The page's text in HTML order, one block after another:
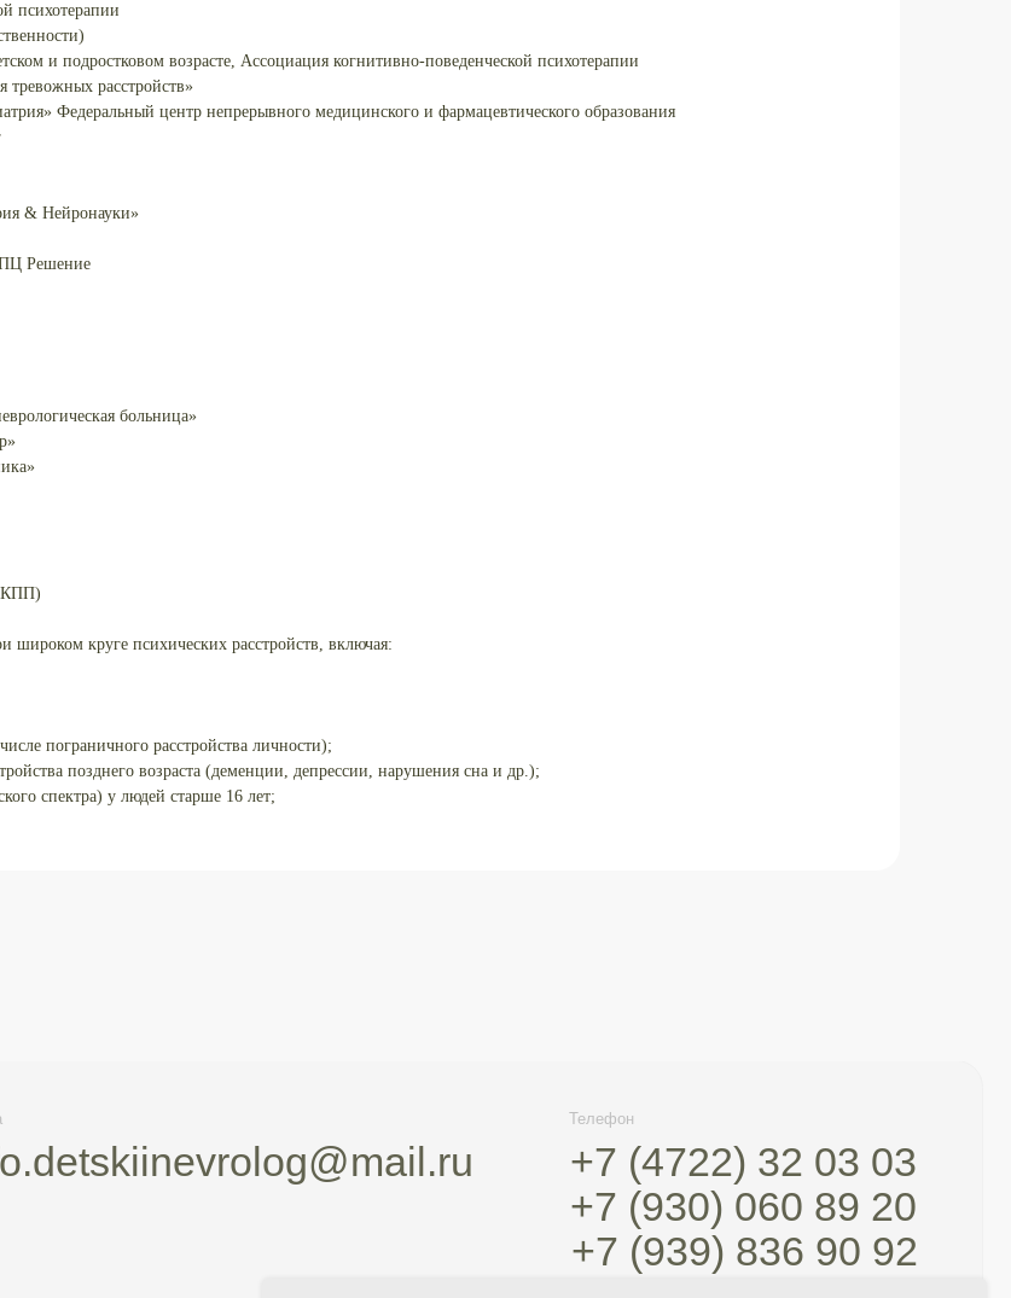
психотерапии
и подростковом возрасте, Ассоциация когнитивно-поведенческой психотерапии
расстройств»
Федеральный центр непрерывного медицинского и фармацевтического образования
& Нейронауки»
Решение
больница»
широком круге психических расстройств, включая:
пограничного расстройства личности);
позднего возраста (деменции, депрессии, нарушения сна и др.);
спектра) у людей старше 16 лет;